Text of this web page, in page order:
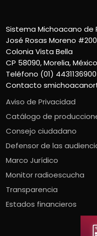
Sistema Michoacano de
José Rosas Moreno #200
Colonia Vista Bella
CP 58090, Morelia, México
Teléfono (01) 4431136900
Contacto
Aviso de Privacidad
Catálogo de
Consejo ciudadano
Defensor de las
Marco Jurídico
Monitor radioescucha
Transparencia
Estados financieros